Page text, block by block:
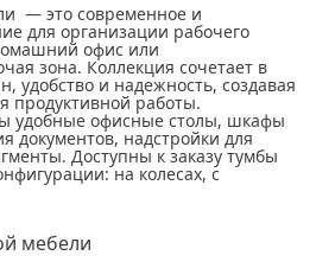
— это современное и
для организации рабочего
офис или
зона. Коллекция сочетает в
удобство и надежность, создавая
продуктивной работы.
удобные офисные столы, шкафы
документов, надстройки для
Доступны к заказу тумбы
на колесах, с
мебели